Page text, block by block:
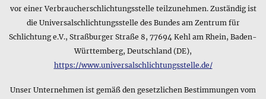
Welches Material ist auf dem Datenblatt des Produkts
Verbundene Quadrate • Ohrstecker angegeben?
Das Produkt Verbundene Quadrate • Ohrstecker besteht aus
dem folgenden Material: Sterling Silber 925 (punziert mit
925), besetzt mit insg. 4 unbehandelten cognacfarbenen
Bernsteincabochons (4,8 Karat, finiert in Mantelfassungen)
vor einer Verbraucherschlichtungsstelle teilzunehmen. Zuständig ist
die Universalschlichtungsstelle des Bundes am Zentrum für
Schlichtung e.V., Straßburger Straße 8, 77694 Kehl am Rhein, Baden-
Württemberg, Deutschland (DE),
https://www.universalschlichtungsstelle.de/
Unser Unternehmen ist gemäß den gesetzlichen Bestimmungen vom